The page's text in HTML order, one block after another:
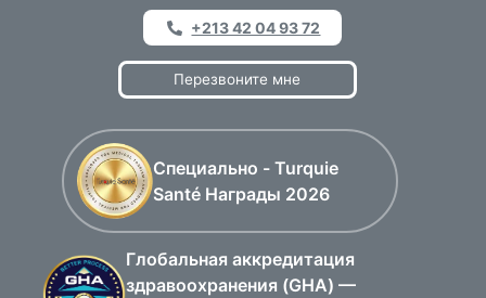
+213 42 04 93 72
Перезвоните мне
Специально - Turquie
Santé Награды 2026
Глобальная аккредитация
здравоохранения (GHA) —